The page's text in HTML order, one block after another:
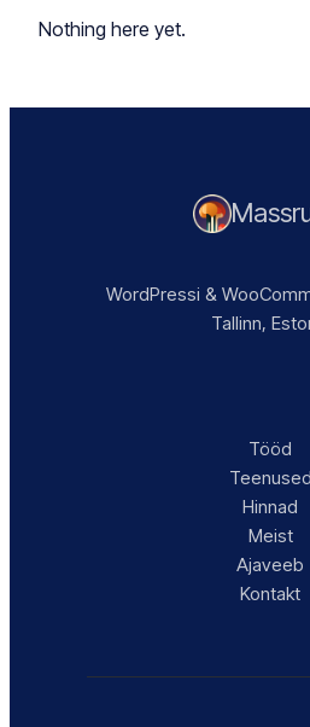
Nothing here yet.
WordPressi &
Tallinn,
Tööd
Teenused
Hinnad
Meist
Ajaveeb
Kontakt